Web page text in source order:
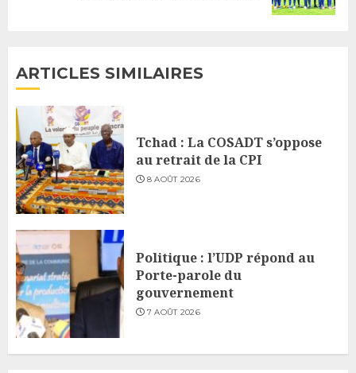
ARTICLES SIMILAIRES
Tchad : La COSADT s’oppose
au retrait de la CPI
8 AOÛT 2026
Politique : l’UDP répond au
Porte-parole du
gouvernement
7 AOÛT 2026